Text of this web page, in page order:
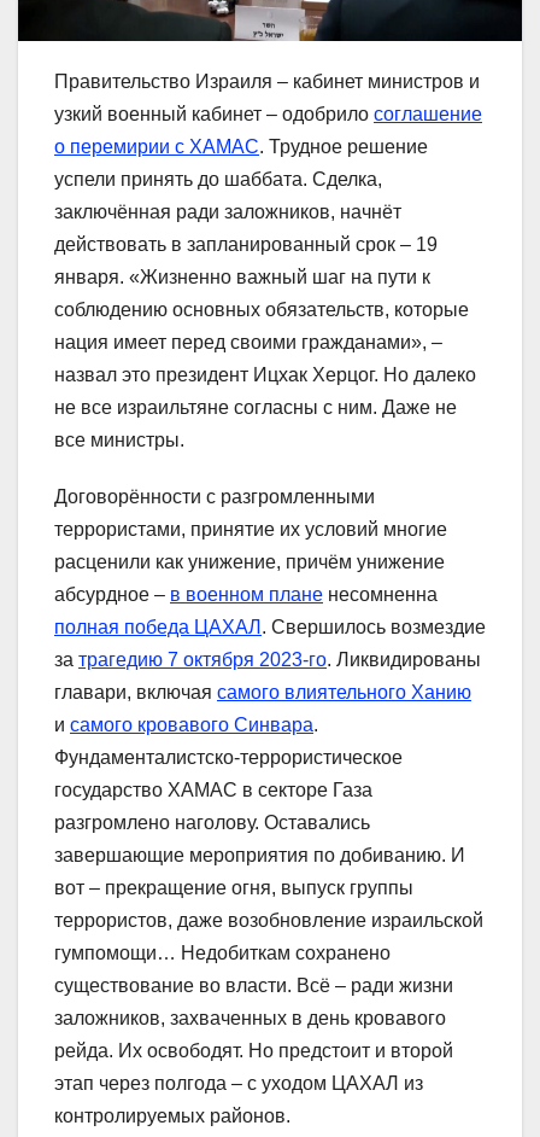
Правительство Израиля – кабинет министров и
узкий военный кабинет – одобрило соглашение
о перемирии с ХАМАС. Трудное решение
успели принять до шаббата. Сделка,
заключённая ради заложников, начнёт
действовать в запланированный срок – 19
января. «Жизненно важный шаг на пути к
соблюдению основных обязательств, которые
нация имеет перед своими гражданами», –
назвал это президент Ицхак Херцог. Но далеко
не все израильтяне согласны с ним. Даже не
все министры.
Договорённости с разгромленными
террористами, принятие их условий многие
расценили как унижение, причём унижение
абсурдное – в военном плане несомненна
полная победа ЦАХАЛ . Свершилось возмездие
за трагедию 7 октября 2023-го. Ликвидированы
главари, включая самого влиятельного Ханию
и самого кровавого Синвара.
Фундаменталистско-террористическое
государство ХАМАС в секторе Газа
разгромлено наголову. Оставались
завершающие мероприятия по добиванию. И
вот – прекращение огня, выпуск группы
террористов, даже возобновление израильской
гумпомощи… Недобиткам сохранено
существование во власти. Всё – ради жизни
заложников, захваченных в день кровавого
рейда. Их освободят. Но предстоит и второй
этап через полгода – с уходом ЦАХАЛ из
контролируемых районов.